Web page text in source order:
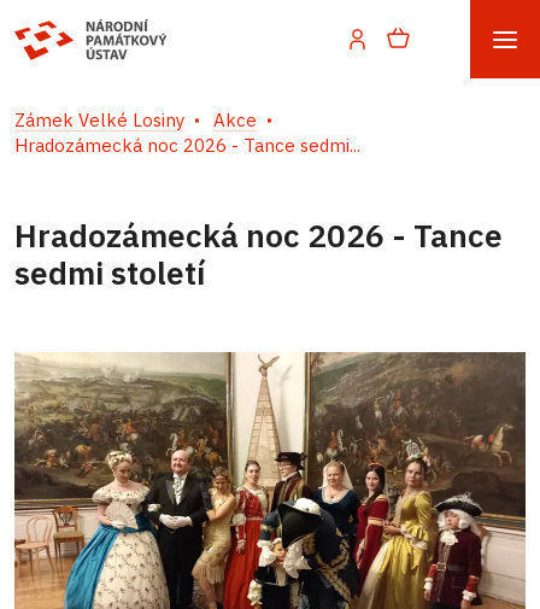
Zámek Velké Losiny
Akce
Hradozámecká noc 2026 - Tance sedmi...
Hradozámecká noc 2026 - Tance
sedmi století